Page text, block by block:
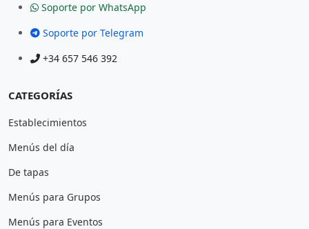
Soporte por WhatsApp
Soporte por Telegram
+34 657 546 392
CATEGORÍAS
Establecimientos
Menús del día
De tapas
Menús para Grupos
Menús para Eventos